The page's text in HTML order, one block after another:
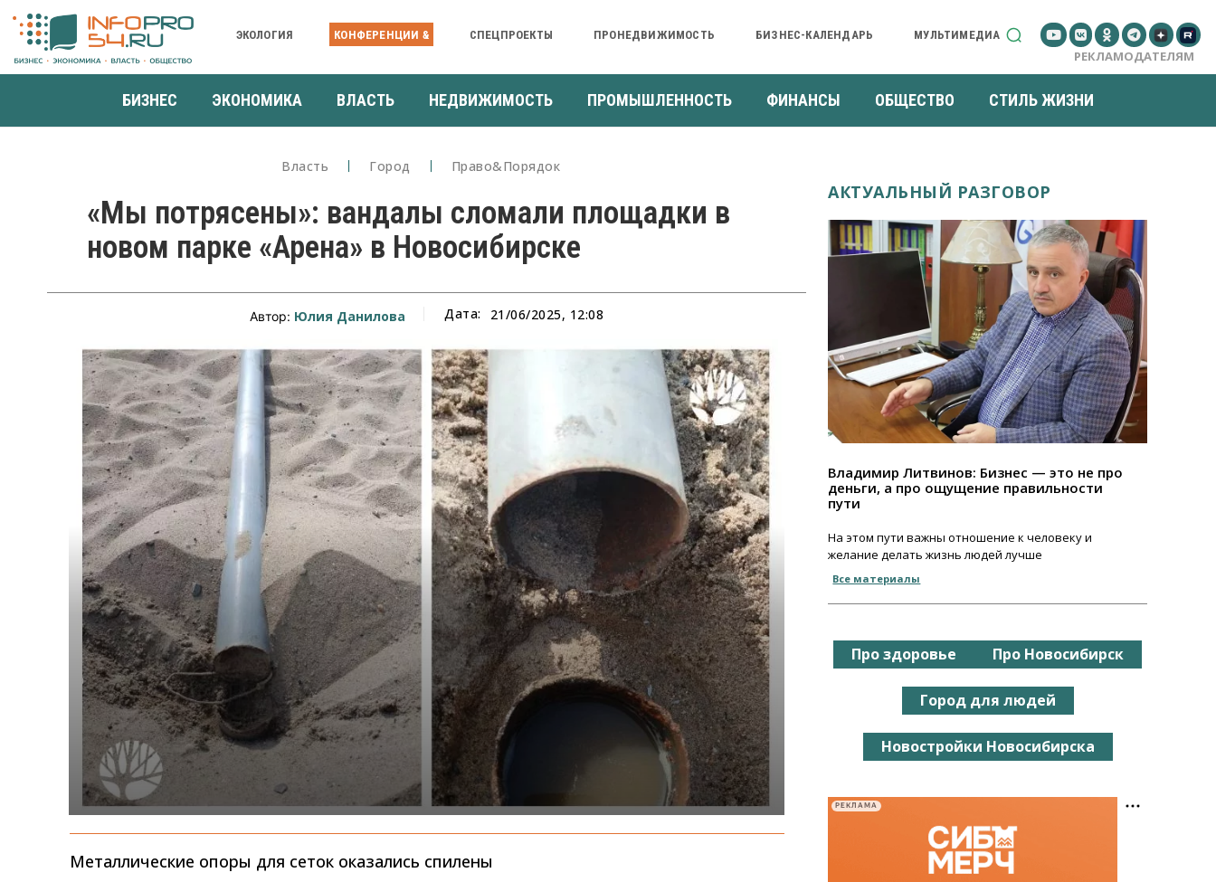
ЭКОЛОГИЯ КОНФЕРЕНЦИИ & СПЕЦПРОЕКТЫ ПРОНЕДВИЖИМОСТЬ БИЗНЕС-КАЛЕНДАРЬ МУЛЬТИМЕДИА
РЕКЛАМОДАТЕЛЯМ
БИЗНЕС ЭКОНОМИКА ВЛАСТЬ НЕДВИЖИМОСТЬ ПРОМЫШЛЕННОСТЬ ФИНАНСЫ ОБЩЕСТВО СТИЛЬ ЖИЗНИ
Власть Город Право&Порядок
«Мы потрясены»: вандалы сломали площадки в
новом парке «Арена» в Новосибирске
Автор: Юлия Данилова Дата: 21/06/2025, 12:08
Металлические опоры для сеток оказались спилены
АКТУАЛЬНЫЙ РАЗГОВОР
Владимир Литвинов: Бизнес — это не про
деньги, а про ощущение правильности
пути
На этом пути важны отношение к человеку и
желание делать жизнь людей лучше
Все материалы
Про здоровье Про Новосибирск
Город для людей
Новостройки Новосибирска
РЕКЛАМА